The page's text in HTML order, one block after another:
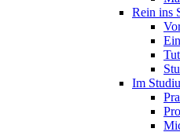
Rein ins
Im